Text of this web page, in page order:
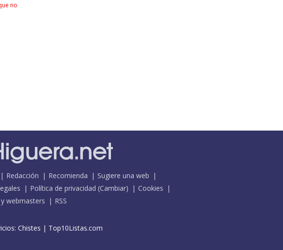
no
Redacción Recomienda
Sugiere una web
Política de privacidad (Cambiar)
Cookies
webmasters
RSS
Chistes | Top10Listas.com